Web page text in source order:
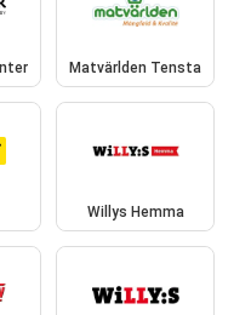
Matvärlden Tensta
Willys Hemma